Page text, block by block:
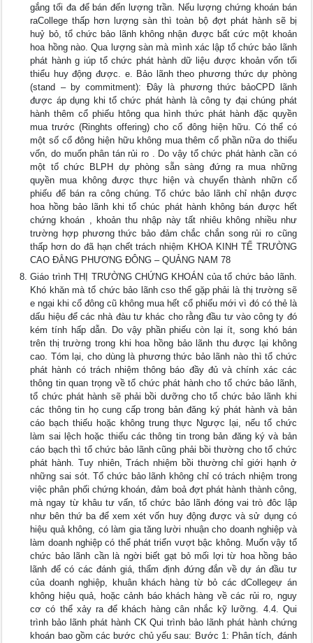
gắng tối đa để bán đến lượng trần. Nếu lượng chứng khoán bán
raCollege thấp hơn lượng sàn thì toàn bộ đợt phát hành sẽ bị
huỷ bỏ, tổ chức bảo lãnh không nhận được bất cức một khoản
hoa hồng nào. Qua lượng sàn mà mình xác lập tổ chức bảo lãnh
phát hành g iúp tổ chức phát hành dữ liệu được khoản vốn tối
thiểu huy động được. e. Bảo lãnh theo phương thức dự phòng
(stand – by commitment): Đây là phương thức bảoCPD lãnh
được áp dụng khi tổ chức phát hành là công ty đại chúng phát
hành thêm cổ phiếu htông qua hình thức phát hành đặc quyền
mua trước (Ringhts offering) cho cổ đông hiện hữu. Có thể có
một số cổ đông hiện hữu không mua thêm cổ phần nữa do thiếu
vốn, do muốn phân tán rủi ro . Do vậy tổ chức phát hành cần có
một tổ chức BLPH dự phòng sẵn sàng đứng ra mua những
quyền mua không được thực hiện và chuyển thành nhữn cố
phiếu để bán ra công chúng. Tổ chức bảo lãnh chỉ nhận được
hoa hồng bảo lãnh khi tổ chúc phát hành không bán được hết
chứng khoán , khoản thu nhập này tất nhiêu không nhiều như
trường hợp phương thức bảo đảm chắc chắn song rủi ro cũng
thấp hơn do đã hạn chết trách nhiệm KHOA KINH TẾ TRƯỜNG
CAO ĐẲNG PHƯƠNG ĐÔNG – QUẢNG NAM 78
Giáo trình THỊ TRƯỜNG CHỨNG KHOÁN của tổ chức bảo lãnh.
Khó khăn mà tổ chức bảo lãnh cso thể gặp phải là thị trường sẽ
e ngại khi cổ đông cũ không mua hết cổ phiếu mới vì đó có thẻ là
dấu hiệu để các nhà đàu tư khác cho rằng đầu tư vào công ty đó
kém tính hấp dẫn. Do vậy phần phiếu còn lại ít, song khó bán
trên thị trường trong khi hoa hồng bảo lãnh thu được lại không
cao. Tóm lại, cho dùng là phương thức bảo lãnh nào thì tổ chức
phát hành có trách nhiệm thông báo đầy đủ và chính xác các
thông tin quan trọng về tổ chức phát hành cho tổ chức bảo lãnh,
tổ chức phát hành sẽ phải bồi dưỡng cho tổ chức bảo lãnh khi
các thông tin họ cung cấp trong bản đăng ký phát hành và bản
cáo bạch thiếu hoặc không trung thực Ngược lại, nếu tổ chức
làm sai lệch hoặc thiếu các thông tin trong bản đăng ký và bản
cáo bạch thì tổ chức bảo lãnh cũng phải bồi thường cho tổ chức
phát hành. Tuy nhiên, Trách nhiệm bồi thường chỉ giới hạnh ở
những sai sót. Tổ chức bảo lãnh không chỉ có trách nhiệm trong
việc phân phối chứng khoán, đảm boả đợt phát hành thành công,
mà ngay từ khâu tư vấn, tổ chức bảo lãnh đóng vai trò đôc lập
như bên thứ ba để xem xét vốn huy động được và sử dụng có
hiệu quả không, có làm gia tăng lười nhuận cho doanh nghiệp và
làm doanh nghiệp có thể phát triển vượt bậc không. Muốn vậy tổ
chức bảo lãnh cần là ngời biết gạt bỏ mối lợi từ hoa hồng bảo
lãnh để có các đánh giá, thẩm định đứng đắn về dự án đầu tư
của doanh nghiệp, khuân khách hàng từ bỏ các dCollegeự án
không hiệu quả, hoặc cảnh báo khách hàng về các rủi ro, nguy
cơ có thể xảy ra để khách hàng cân nhắc kỹ lưỡng. 4.4. Qui
trình bảo lãnh phát hành CK Qui trình bảo lãnh phát hành chứng
khoán bao gồm các bước chủ yếu sau: Bước 1: Phân tích, đánh